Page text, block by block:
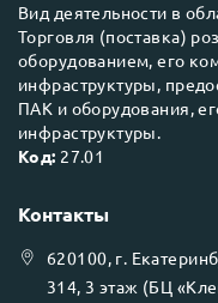
Вид деятельности в
Торговля (поставка)
оборудованием, его
инфраструктуры,
ПАК и оборудования,
инфраструктуры.
Код: 27.01
Контакты
620100, г.
314, 3 этаж (БЦ